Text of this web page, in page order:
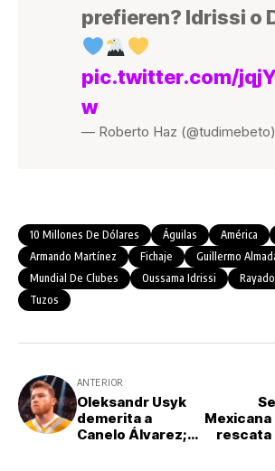
prefieren? Idrissi o
pic.twitter.com/
w
— Roberto Haz (@tudimebeto)
10 Millones De Dólares Águilas América
Armando Martínez
Fichaje Guillermo
Mundial De Clubes
Oussama Idrissi
Tuzos
ANTERIOR
Oleksandr Usyk
demerita a
Canelo Álvarez;
Mexicana
rescata